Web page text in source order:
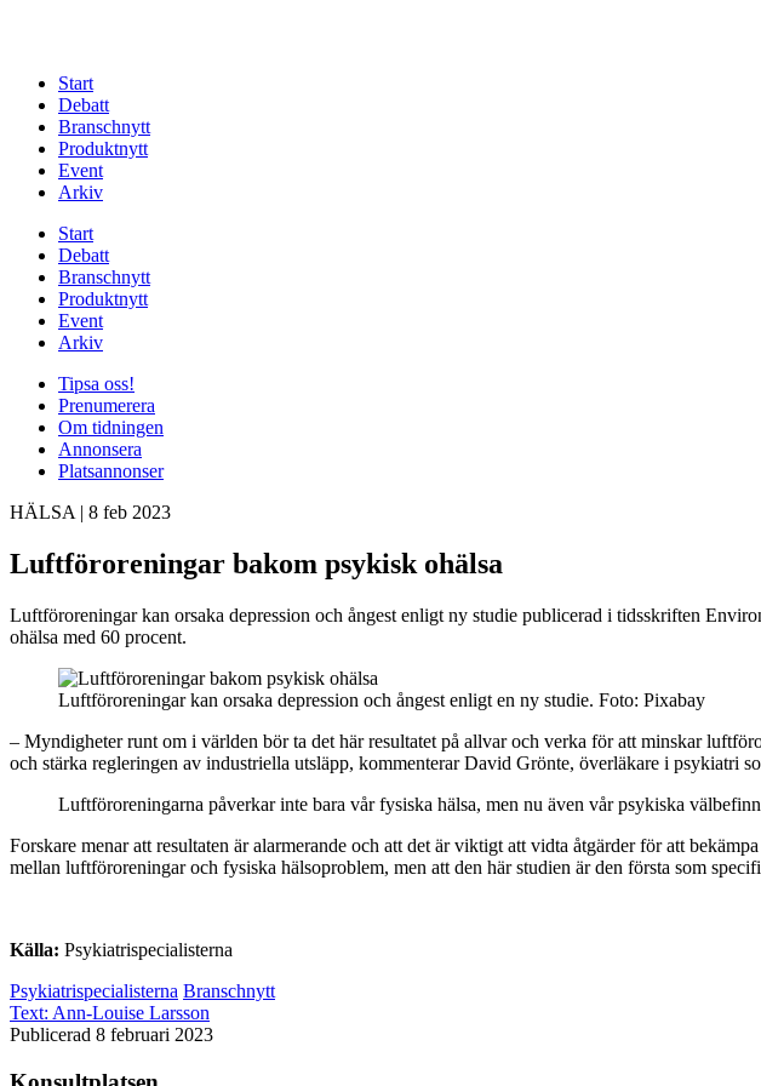
Start
Debatt
Branschnytt
Produktnytt
Event
Arkiv
Start
Debatt
Branschnytt
Produktnytt
Event
Arkiv
Tipsa oss!
Prenumerera
Om tidningen
Annonsera
Platsannonser
HÄLSA | 8 feb 2023
Luftföroreningar bakom psykisk ohälsa
Luftföroreningar kan orsaka depression och ångest enligt ny studie publicerad i tidsskriften
ohälsa med 60 procent.
Luftföroreningar kan orsaka depression och ångest enligt en ny studie. Foto: Pixabay
– Myndigheter runt om i världen bör ta det här resultatet på allvar och verka för att minskar
och stärka regleringen av industriella utsläpp, kommenterar David Grönte, överläkare i psykiatri
Luftföroreningarna påverkar inte bara vår fysiska hälsa, men nu även vår psykiska
Forskare menar att resultaten är alarmerande och att det är viktigt att vidta åtgärder för att
mellan luftföroreningar och fysiska hälsoproblem, men att den här studien är den första som
Källa: Psykiatrispecialisterna
Psykiatrispecialisterna Branschnytt
Text: Ann-Louise Larsson
Publicerad 8 februari 2023